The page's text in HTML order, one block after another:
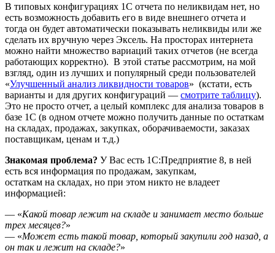
В типовых конфигурациях 1С отчета по неликвидам нет, но
есть возможность добавить его в виде внешнего отчета и
тогда он будет автоматически показывать неликвиды или же
сделать их вручную через Эксель. На просторах интернета
можно найти множество вариаций таких отчетов (не всегда
работающих корректно). В этой статье рассмотрим, на мой
взгляд, один из лучших и популярный среди пользователей
«Улучшенный анализ ликвидности товаров» (кстати, есть
варианты и для других конфигураций — смотрите таблицу).
Это не просто отчет, а целый комплекс для анализа товаров в
базе 1С (в одном отчете можно получить данные по остаткам
на складах, продажах, закупках, оборачиваемости, заказах
поставщикам, ценам и т.д.)
Знакомая проблема? У Вас есть 1С:Предприятие 8, в ней
есть вся информация по продажам, закупкам,
остаткам на складах, но при этом никто не владеет
информацией:
— «Какой товар лежит на складе и занимает место больше
трех месяцев?»
— «Может есть такой товар, который закупили год назад, а
он так и лежит на складе?»